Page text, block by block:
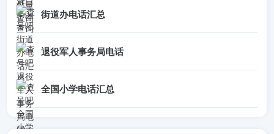
街道办电话汇总
退役军人事务局电话
全国小学电话汇总